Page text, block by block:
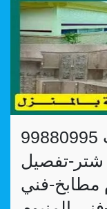
فني المنيوم هندي الكويت 99880995
شتر-تفصيل
مطابخ-فني